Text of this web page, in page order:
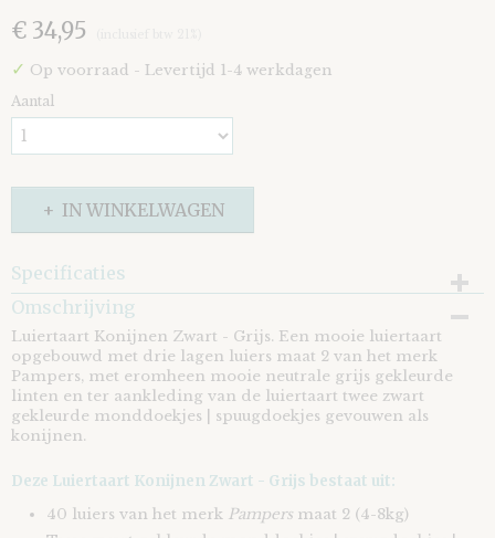
€ 34,95
✓ Op voorraad - Levertijd 1-4 werkdagen
Aantal
IN WINKELWAGEN
Specificaties
EAN code
8721073402264
Omschrijving
Luiertaart Konijnen Zwart - Grijs. Een mooie luiertaart
opgebouwd met drie lagen luiers maat 2 van het merk
Pampers, met eromheen mooie neutrale grijs gekleurde
linten en ter aankleding van de luiertaart twee zwart
gekleurde monddoekjes | spuugdoekjes gevouwen als
konijnen.
Deze Luiertaart Konijnen Zwart - Grijs bestaat uit:
40 luiers van het merk Pampers maat 2 (4-8kg)